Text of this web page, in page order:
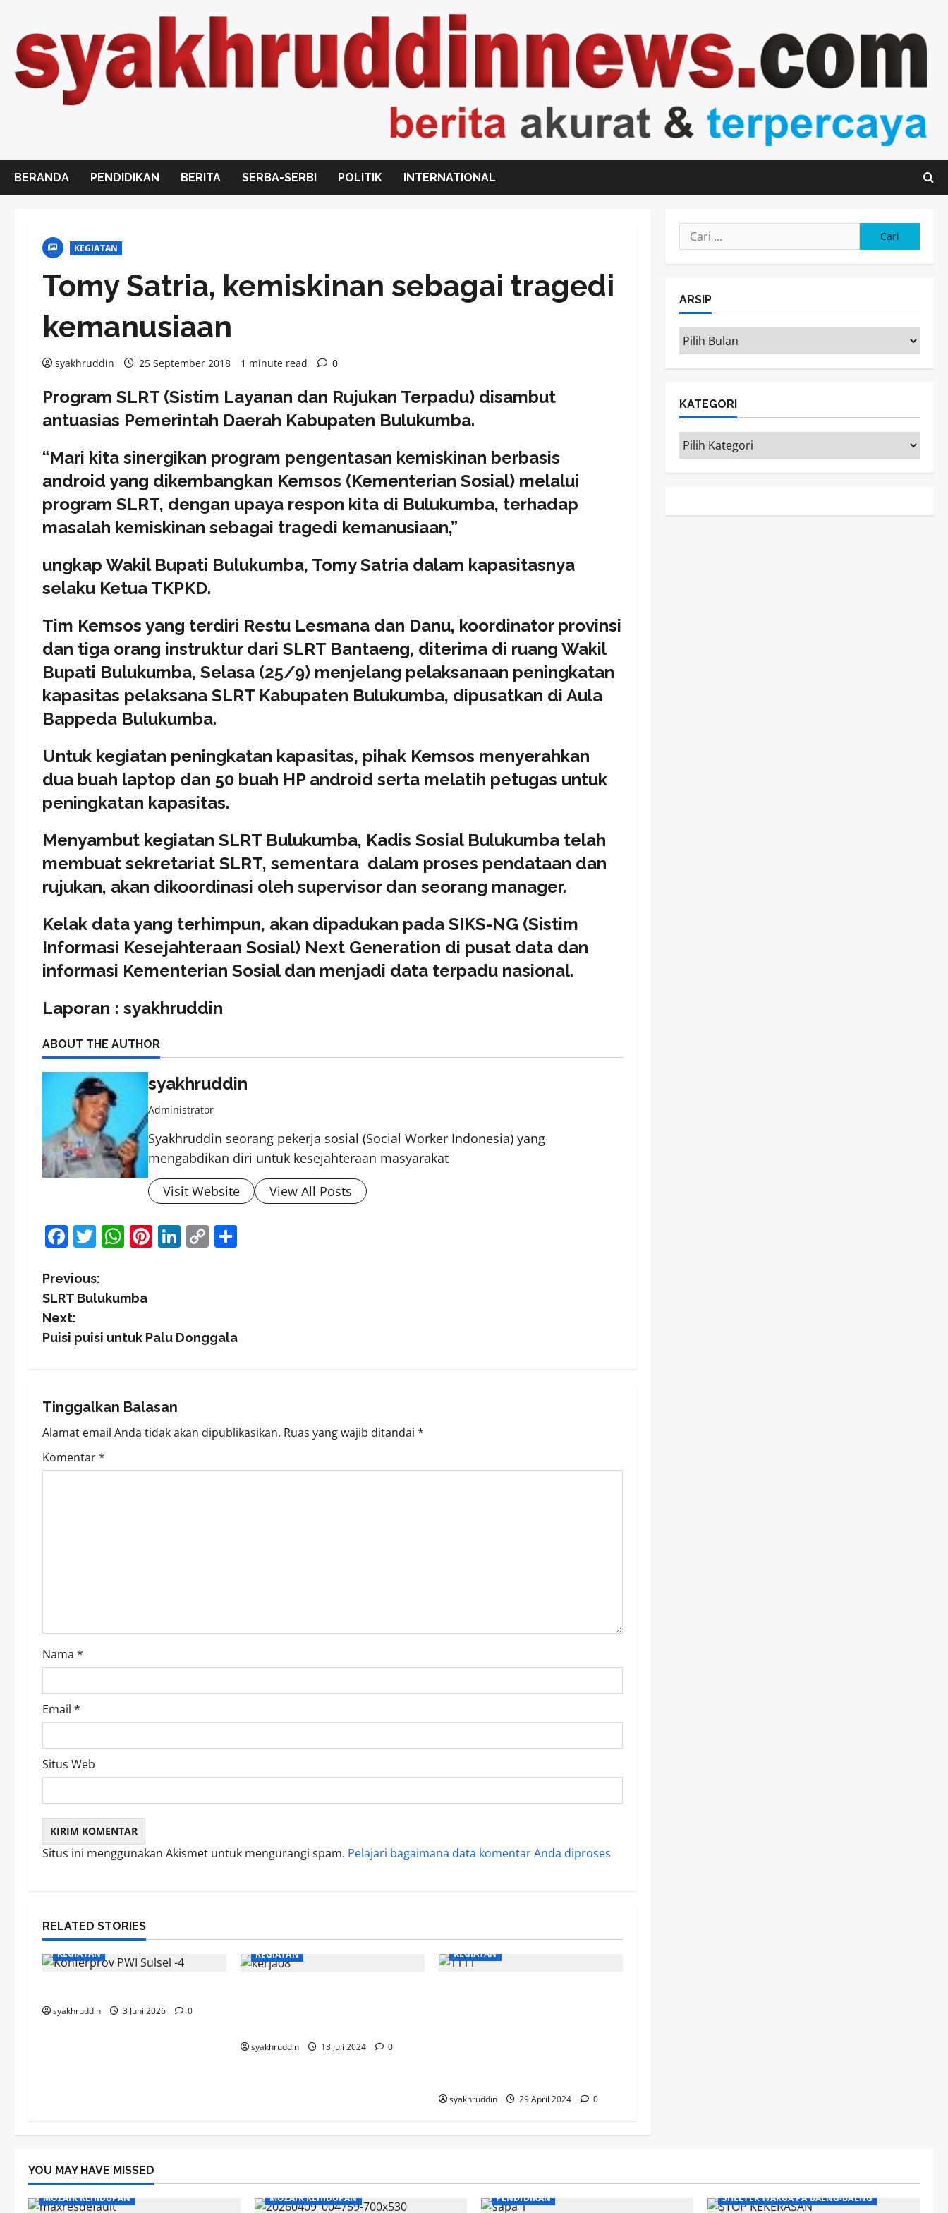
content
BERANDA PENDIDIKAN BERITA SERBA-SERBI POLITIK INTERNATIONAL
KEGIATAN
Tomy Satria, kemiskinan sebagai tragedi
kemanusiaan
syakhruddin 25 September 2018 1 minute read 0
Program SLRT (Sistim Layanan dan Rujukan Terpadu) disambut
antuasias Pemerintah Daerah Kabupaten Bulukumba.
“Mari kita sinergikan program pengentasan kemiskinan berbasis
android yang dikembangkan Kemsos (Kementerian Sosial) melalui
program SLRT, dengan upaya respon kita di Bulukumba, terhadap
masalah kemiskinan sebagai tragedi kemanusiaan,”
ungkap Wakil Bupati Bulukumba, Tomy Satria dalam kapasitasnya
selaku Ketua TKPKD.
Tim Kemsos yang terdiri Restu Lesmana dan Danu, koordinator provinsi
dan tiga orang instruktur dari SLRT Bantaeng, diterima di ruang Wakil
Bupati Bulukumba, Selasa (25/9) menjelang pelaksanaan peningkatan
kapasitas pelaksana SLRT Kabupaten Bulukumba, dipusatkan di Aula
Bappeda Bulukumba.
Untuk kegiatan peningkatan kapasitas, pihak Kemsos menyerahkan
dua buah laptop dan 50 buah HP android serta melatih petugas untuk
peningkatan kapasitas.
Menyambut kegiatan SLRT Bulukumba, Kadis Sosial Bulukumba telah
membuat sekretariat SLRT, sementara dalam proses pendataan dan
rujukan, akan dikoordinasi oleh supervisor dan seorang manager.
Kelak data yang terhimpun, akan dipadukan pada SIKS-NG (Sistim
Informasi Kesejahteraan Sosial) Next Generation di pusat data dan
informasi Kementerian Sosial dan menjadi data terpadu nasional.
Laporan : syakhruddin
ABOUT THE AUTHOR
syakhruddin
Administrator
Syakhruddin seorang pekerja sosial (Social Worker Indonesia) yang
mengabdikan diri untuk kesejahteraan masyarakat
Visit Website
View All Posts
Facebook
Twitter
WhatsApp
Pinterest
LinkedIn
Copy
P
o
s
n
a
v
o
n
Previous:
SLRT Bulukumba
Next:
Puisi puisi untuk Palu Donggala
Tinggalkan Balasan
Alamat email Anda tidak akan dipublikasikan. Ruas yang wajib ditandai *
Komentar*
Nama *
Email *
Situs Web
Situs ini menggunakan Akismet untuk mengurangi spam. Pelajari bagaimana data komentar Anda diproses
RELATED STORIES
KEGIATAN
syakhruddin 3 Juni 2026 0
KEGIATAN
syakhruddin 13 Juli 2024 0
KEGIATAN
syakhruddin 29 April 2024 0
Cari
untuk:
ARSIP
ARSIP
KATEGORI
Kategori
YOU MAY HAVE MISSED
MOZAIK KEHIDUPAN MOZAIK KEHIDUPAN PENDIDIKAN SHELTER WARGA PA'BAENG-BAENG